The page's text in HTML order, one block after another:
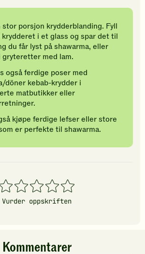
porsjon krydderblanding. Fyll
i et glass og spar det til
du får lyst på shawarma, eller
gryteretter med lam.
også ferdige poser med
döner kebab-krydder i
matbutikker eller
kjøpe ferdige lefser eller store
er perfekte til shawarma.
stjerner
2
stjerner
3
stjerner
4
stjerner
5
stjerner
Vurder oppskriften
Kommentarer